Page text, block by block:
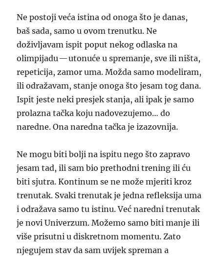
Ne postoji veća istina od onoga što je danas,
baš sada, samo u ovom trenutku. Ne
doživljavam ispit poput nekog odlaska na
olimpijadu — utonuće u spremanje, sve ili ništa,
repeticija, zamor uma. Možda samo modeliram,
ili odražavam, stanje onoga što jesam tog dana.
Ispit jeste neki presjek stanja, ali ipak je samo
prolazna tačka koju nadovezujemo… do
naredne. Ona naredna tačka je izazovnija.
Ne mogu biti bolji na ispitu nego što zapravo
jesam tad, ili sam bio prethodni trening ili ću
biti sjutra. Kontinum se ne može mjeriti kroz
trenutak. Svaki trenutak je jedna refleksija uma
i odražava samo tu istinu. Već naredni trenutak
je novi Univerzum. Možemo samo biti manje ili
više prisutni u diskretnom momentu. Zato
njegujem stav da sam uvijek spreman a